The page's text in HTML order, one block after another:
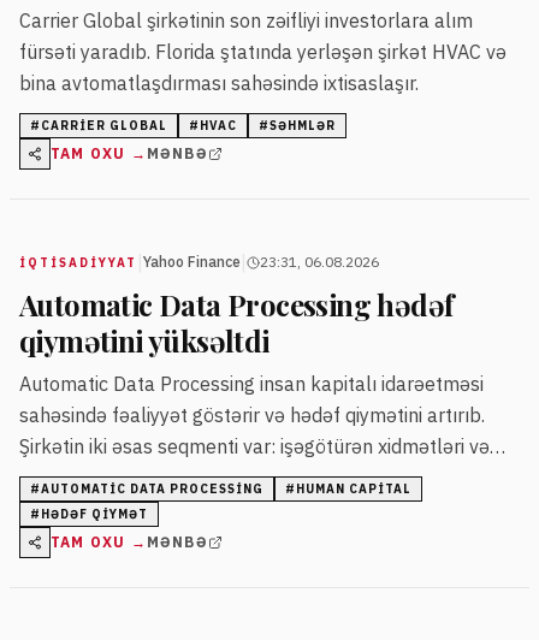
Carrier Global şirkətinin son zəifliyi investorlara alım
fürsəti yaradıb. Florida ştatında yerləşən şirkət HVAC və
bina avtomatlaşdırması sahəsində ixtisaslaşır.
# CARRIER GLOBAL # HVAC #SƏHMLƏR
TAM OXU → MƏNBƏ
İQTISADIYYAT Yahoo Finance 23:31, 06.08.2026
Automatic Data Processing hədəf
qiymətini yüksəltdi
Automatic Data Processing insan kapitalı idarəetməsi
sahəsində fəaliyyət göstərir və hədəf qiymətini artırıb.
Şirkətin iki əsas seqmenti var: işəgötürən xidmətləri və
peşəkar işəgötürən.
#AUTOMATIC DATA PROCESSING # HUMAN CAPITAL
# HƏDƏF QIYMƏT
TAM OXU → MƏNBƏ